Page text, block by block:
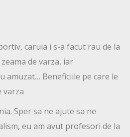
caruia i s-a facut rau de la
de varza, iar
amuzat… Beneficiile pe care le
varza
Sper sa ne ajute sa ne
eu am avut profesori de la